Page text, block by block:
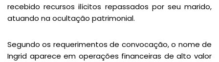
recebido recursos ilícitos repassados por seu marido,
atuando na ocultação patrimonial.
Segundo os requerimentos de convocação, o nome de
Ingrid aparece em operações financeiras de alto valor